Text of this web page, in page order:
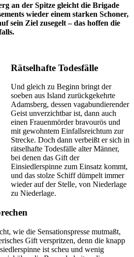
an der Spitze gleicht die Brigade
wieder einem starken Schoner,
sein Ziel zusegelt – das hoffen die
Rätselhafte Todesfälle
Und gleich zu Beginn bringt der
soeben aus Island zurückgekehrte
Adamsberg, dessen vagabundierender
Geist unverzichtbar ist, dann auch
einen Frauenmörder bravourös und
mit gewohntem Einfallsreichtum zur
Strecke. Doch dann verbeißt er sich in
rätselhafte Todesfälle alter Männer,
bei denen das Gift der
Einsiedlerspinne zum Einsatz kommt,
und das stolze Schiff dümpelt immer
wieder auf der Stelle, von Niederlage
zu Niederlage.
wie die Sensationspresse mutmaßt,
Gift verspritzen, denn die knapp
ist scheu und wenig